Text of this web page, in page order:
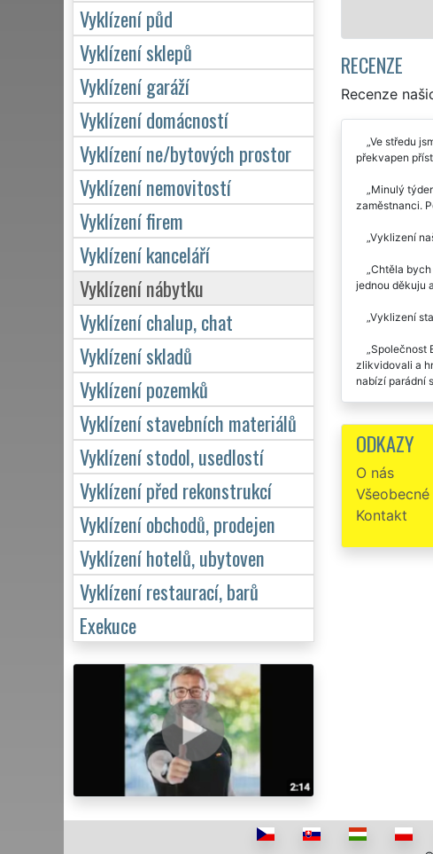
RECENZE
Recenze
Ve středu
překvapen
Minulý
zaměstnanci.
Vyklizení
Chtěla
jednou děkuju
Vyklizení
Společnost
zlikvidovali a
nabízí parádní
doporučovat
ODKAZY
O nás
Kontakt
Vyklízení půd
Vyklízení sklepů
Vyklízení garáží
Vyklízení domácností
Vyklízení ne/bytových prostor
Vyklízení nemovitostí
Vyklízení firem
Vyklízení kanceláří
Vyklízení nábytku
Vyklízení chalup, chat
Vyklízení skladů
Vyklízení pozemků
Vyklízení stavebních materiálů
Vyklízení stodol, usedlostí
Vyklízení před rekonstrukcí
Vyklízení obchodů, prodejen
Vyklízení hotelů, ubytoven
Vyklízení restaurací, barů
Exekuce